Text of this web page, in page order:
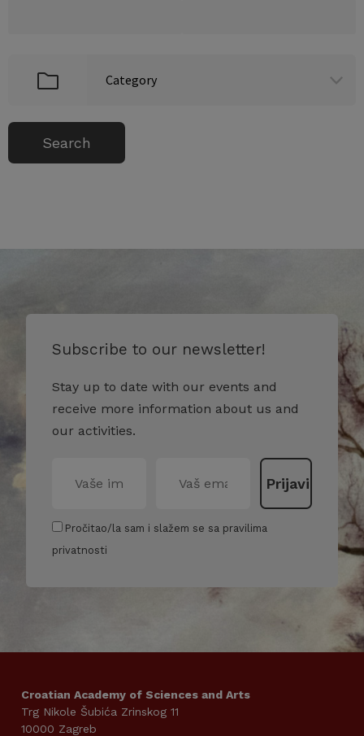
Subscribe to our newsletter!
Stay up to date with our events and
receive more information about us and
our activities.
Pročitao/la sam i slažem se sa pravilima
privatnosti
Croatian Academy of Sciences and Arts
Trg Nikole Šubića Zrinskog 11
10000 Zagreb